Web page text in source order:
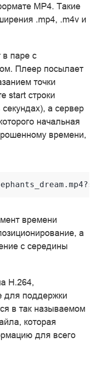
MP4. Такие
.mp4, .m4v и
в паре с
Плеер посылает
точки
start строки
а сервер
начальная
времени,
времени
а
с середины
H.264,
для поддержки
в так называемом
которая
для всего